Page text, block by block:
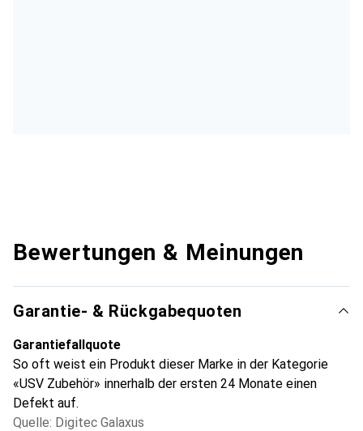
Bewertungen & Meinungen
Garantie- & Rückgabequoten
Garantiefallquote
So oft weist ein Produkt dieser Marke in der Kategorie
«USV Zubehör» innerhalb der ersten 24 Monate einen
Defekt auf.
Quelle: Digitec Galaxus